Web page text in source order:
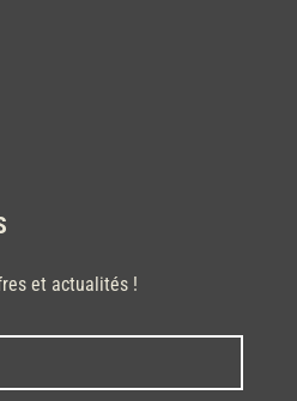
et actualités !
Last